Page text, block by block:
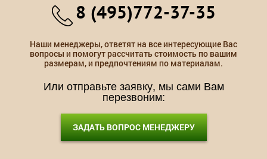
8 (495)772-37-35
Наши менеджеры, ответят на все интересующие Вас
вопросы и помогут рассчитать стоимость по вашим
размерам, и предпочтениям по материалам.
Или отправьте заявку, мы сами Вам
перезвоним:
ЗАДАТЬ ВОПРОС МЕНЕДЖЕРУ